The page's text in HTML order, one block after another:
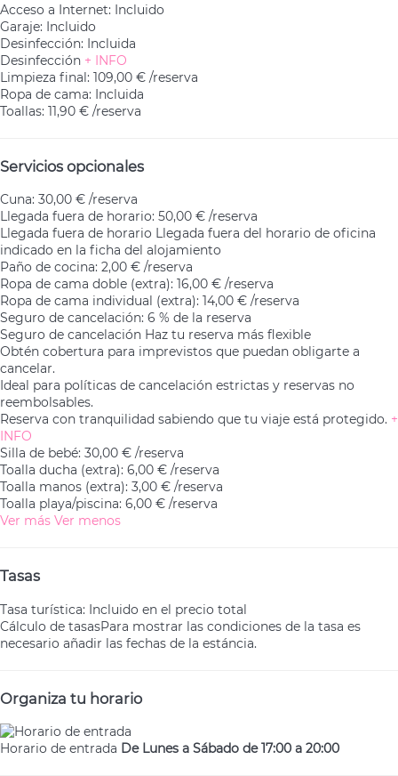
Acceso a Internet: Incluido
Garaje: Incluido
Desinfección: Incluida
Desinfección + INFO
Limpieza final: 109,00 € /reserva
Ropa de cama: Incluida
Toallas: 11,90 € /reserva
Servicios opcionales
Cuna: 30,00 € /reserva
Llegada fuera de horario: 50,00 € /reserva
Llegada fuera de horario Llegada fuera del horario de oficina
indicado en la ficha del alojamiento
Paño de cocina: 2,00 € /reserva
Ropa de cama doble (extra): 16,00 € /reserva
Ropa de cama individual (extra): 14,00 € /reserva
Seguro de cancelación: 6 % de la reserva
Seguro de cancelación Haz tu reserva más flexible
Obtén cobertura para imprevistos que puedan obligarte a
cancelar.
Ideal para políticas de cancelación estrictas y reservas no
reembolsables.
Reserva con tranquilidad sabiendo que tu viaje está protegido. +
INFO
Silla de bebé: 30,00 € /reserva
Toalla ducha (extra): 6,00 € /reserva
Toalla manos (extra): 3,00 € /reserva
Toalla playa/piscina: 6,00 € /reserva
Ver más Ver menos
Tasas
Tasa turística: Incluido en el precio total
Cálculo de tasasPara mostrar las condiciones de la tasa es
necesario añadir las fechas de la estáncia.
Organiza tu horario
Horario de entrada De Lunes a Sábado de 17:00 a 20:00